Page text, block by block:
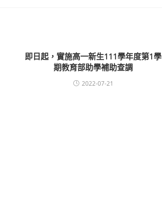
即日起，實施高一新生111學年度第1學
期教育部助學補助查調
2022-07-21